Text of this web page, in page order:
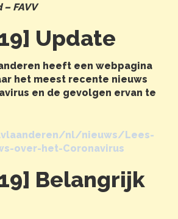
FAVV
Update
heeft een webpagina
het meest recente nieuws
en de gevolgen ervan te
nl/nieuws/Lees-
over-het-Coronavirus
Belangrijk